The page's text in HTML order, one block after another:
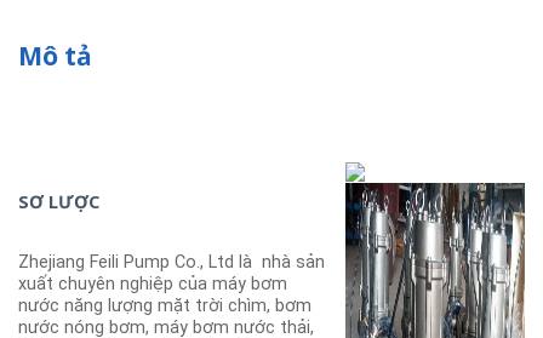
Mô tả
SƠ LƯỢC
Zhejiang Feili Pump Co., Ltd là nhà sản
xuất chuyên nghiệp của máy bơm
nước năng lượng mặt trời chìm, bơm
nước nóng bơm, máy bơm nước thải,